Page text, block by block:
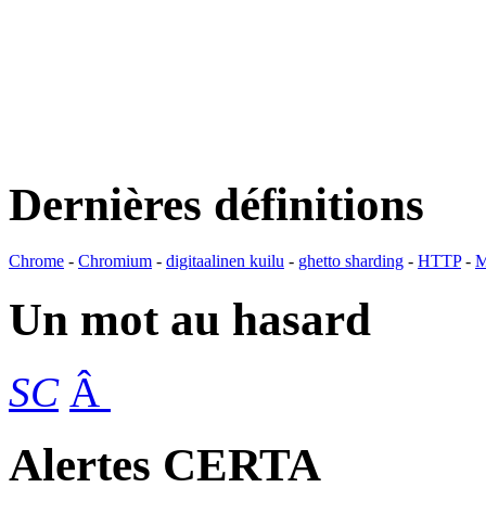
Dernières définitions
Chrome - Chromium - digitaalinen kuilu - ghetto sharding - HTTP-
Un mot au hasard
SC Â
Alertes CERTA